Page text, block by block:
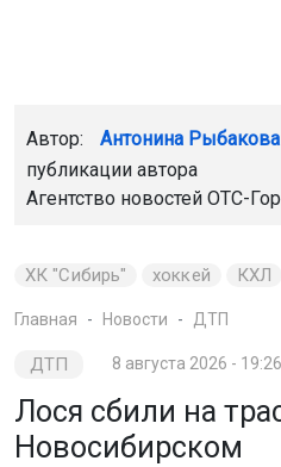
Автор: Антонина Рыбакова
публикации автора
Агентство новостей ОТС-
ХК "Сибирь" хоккей КХЛ
Главная Новости ДТП
ДТП 8 августа 2026 - 19:26
Лося сбили на
Новосибирском